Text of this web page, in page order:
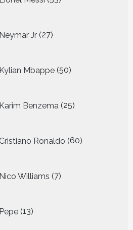
producten
Neymar Jr 27
producten
Kylian Mbappe 50
producten
Karim Benzema 25
producten
Cristiano Ronaldo 60
producten
Nico Williams 7
producten
Pepe 13
producten